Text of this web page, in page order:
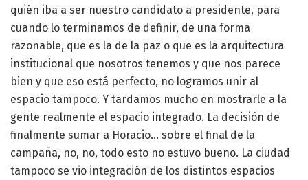
quién iba a ser nuestro candidato a presidente, para
cuando lo terminamos de definir, de una forma
razonable, que es la de la paz o que es la arquitectura
institucional que nosotros tenemos y que nos parece
bien y que eso está perfecto, no logramos unir al
espacio tampoco. Y tardamos mucho en mostrarle a la
gente realmente el espacio integrado. La decisión de
finalmente sumar a Horacio… sobre el final de la
campaña, no, no, todo esto no estuvo bueno. La ciudad
tampoco se vio integración de los distintos espacios